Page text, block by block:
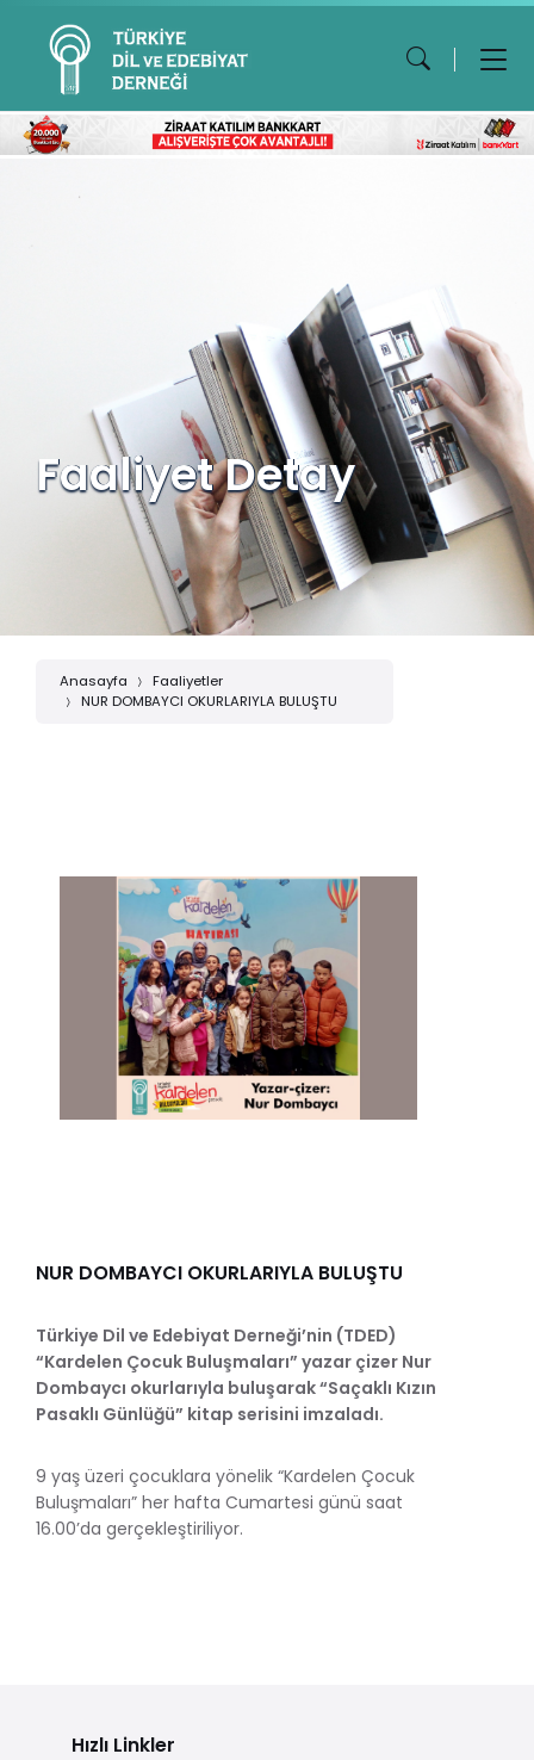
Faaliyet Detay
Anasayfa
Faaliyetler
NUR DOMBAYCI OKURLARIYLA BULUŞTU
NUR DOMBAYCI OKURLARIYLA BULUŞTU
Türkiye Dil ve Edebiyat Derneği’nin (TDED)
“Kardelen Çocuk Buluşmaları” yazar çizer Nur
Dombaycı okurlarıyla buluşarak “Saçaklı Kızın
Pasaklı Günlüğü” kitap serisini imzaladı.
9 yaş üzeri çocuklara yönelik “Kardelen Çocuk
Buluşmaları” her hafta Cumartesi günü saat
16.00’da gerçekleştiriliyor.
Hızlı Linkler